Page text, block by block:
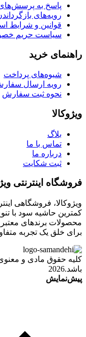
پاسخ به
رویه‌های
قوانین و شرایط
سیاست حریم
راهنمای خرید
شیوه‌های پرداخت
رویه ارسال
نحوه ثبت سفارش
ویژوکالا
بلاگ
تماس با ما
درباره ما
ثبت شکایت
فروشگاه اینترنتی
ویژوکالا، فروشگاهی
کمترین حاشیه سود با
محصولات برندهای
برای خلق یک تجربه
کلیه حقوق مادی و
باشد.2026
پیش‌نمایش